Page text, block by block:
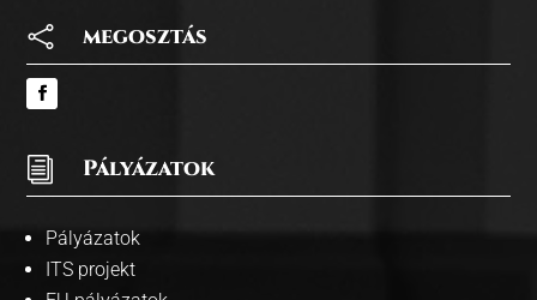
 megosztás
i Pályázatok
Pályázatok
ITS projekt